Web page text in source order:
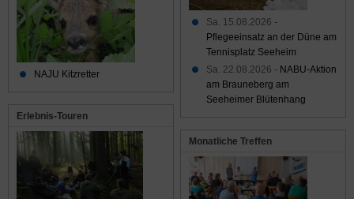
Sa. 15.08.2026 -
Pflegeeinsatz an der Düne am
Tennisplatz Seeheim
Sa. 22.08.2026 - NABU-Aktion
am Brauneberg am
Seeheimer Blütenhang
Monatliche Treffen
NAJU Kitzretter
Erlebnis-Touren